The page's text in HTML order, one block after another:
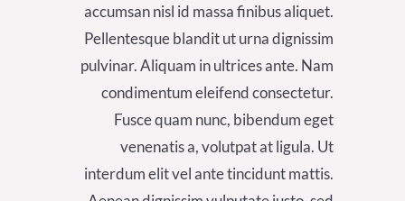
accumsan nisl id massa finibus aliquet.
Pellentesque blandit ut urna dignissim
pulvinar. Aliquam in ultrices ante. Nam
condimentum eleifend consectetur.
Fusce quam nunc, bibendum eget
venenatis a, volutpat at ligula. Ut
interdum elit vel ante tincidunt mattis.